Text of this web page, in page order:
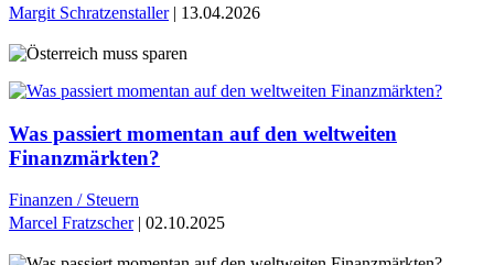
Margit Schratzenstaller| 13.04.2026
Was passiert momentan auf den weltweiten
Finanzmärkten?
Finanzen / Steuern
Marcel Fratzscher| 02.10.2025